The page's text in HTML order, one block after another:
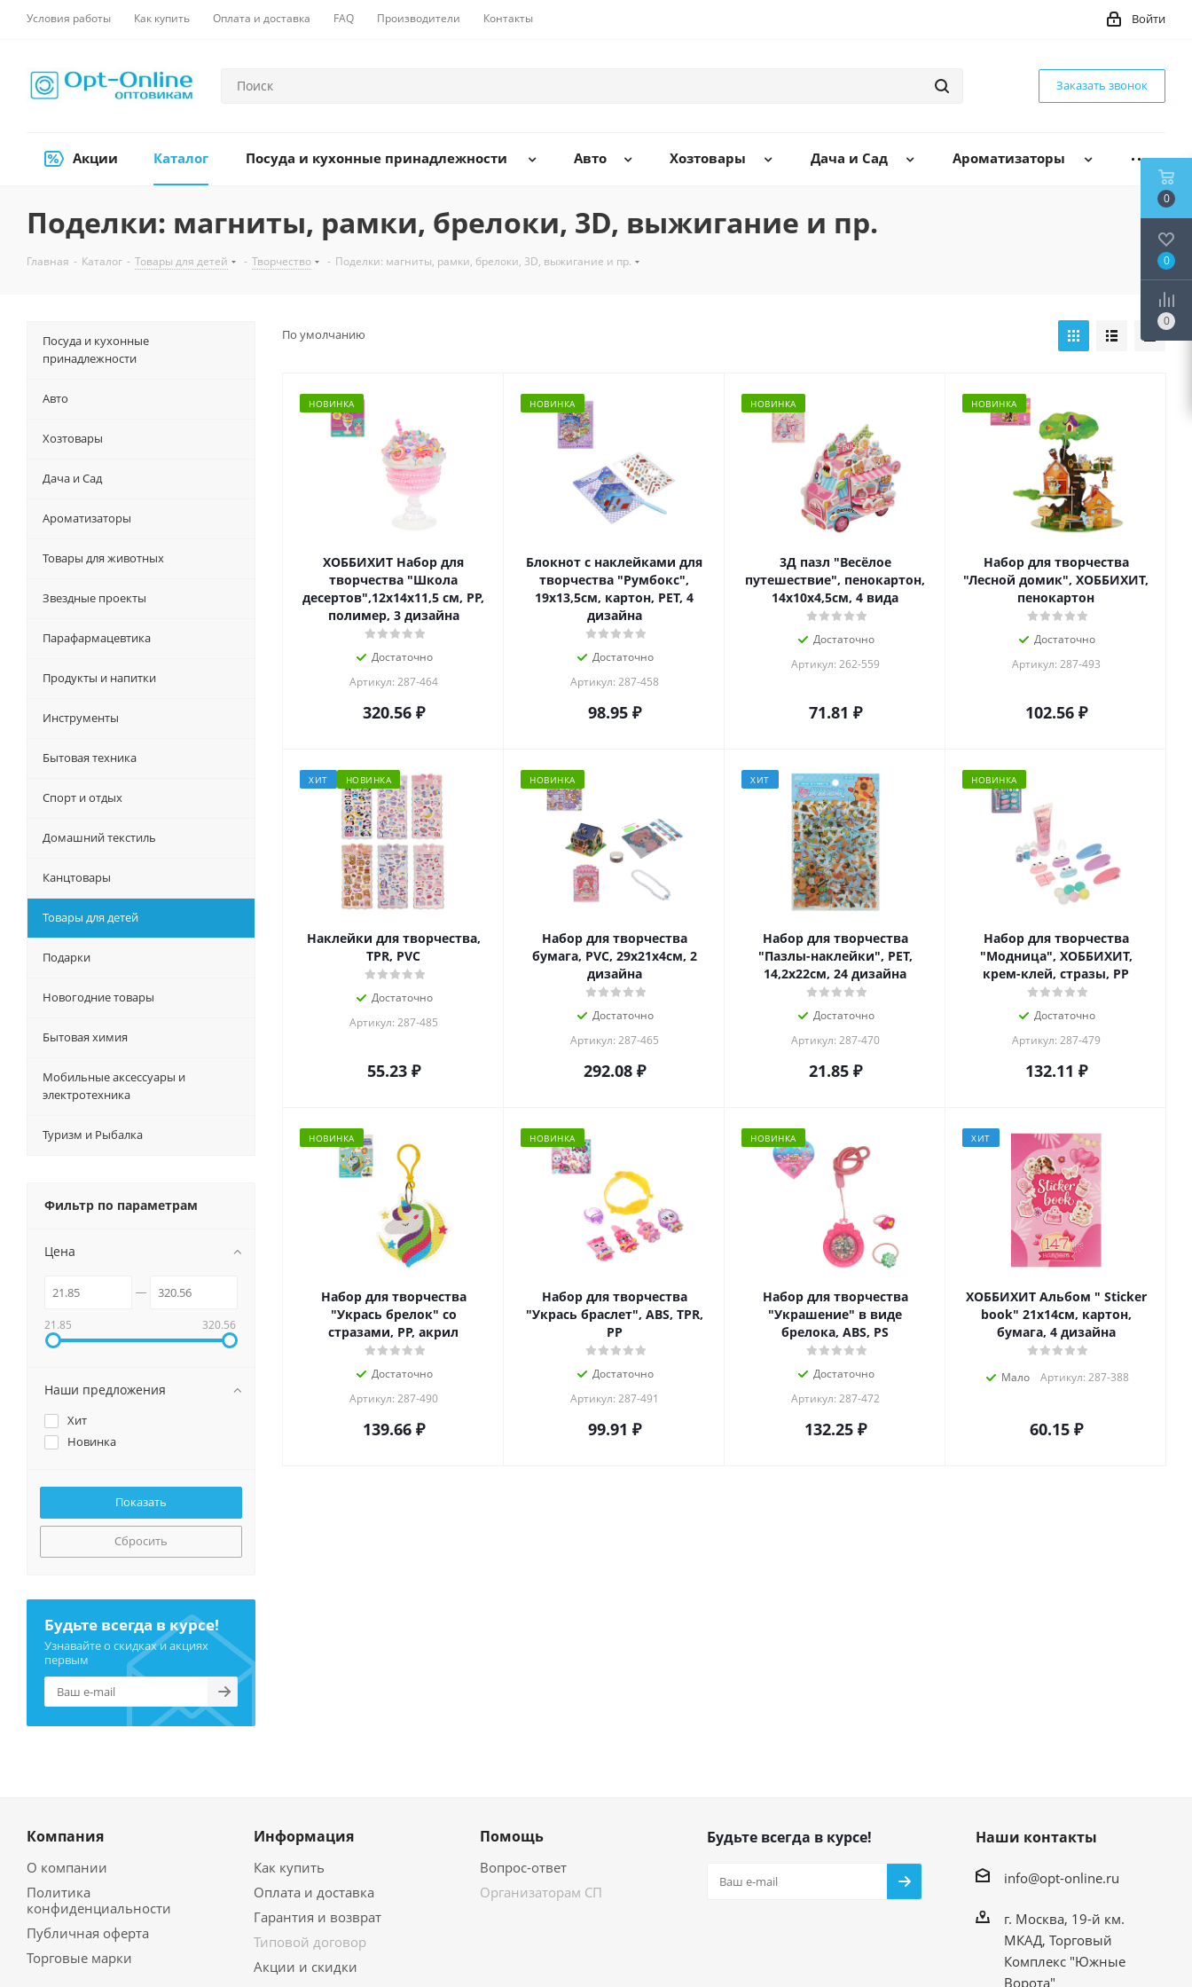
Условия работы Как купить Оплата и доставка FAQ Производители Контакты Войти
Заказать звонок
Акции Каталог Посуда и кухонные принадлежности Авто Хозтовары Дача и Сад Ароматизаторы
Поделки: магниты, рамки, брелоки, 3D, выжигание и пр.
Главная - Каталог - Товары для детей - Творчество - Поделки: магниты, рамки, брелоки, 3D, выжигание и пр.
По умолчанию
НОВИНКА
ХОББИХИТ Набор для
творчества "Школа
десертов",12х14х11,5 см, PP,
полимер, 3 дизайна
Достаточно
Артикул: 287-464
320.56₽
НОВИНКА
Блокнот с наклейками для
творчества "Румбокс",
19х13,5см, картон, PET, 4
дизайна
Достаточно
Артикул: 287-458
98.95₽
НОВИНКА
3Д пазл "Весёлое
путешествие", пенокартон,
14х10х4,5см, 4 вида
Достаточно
Артикул: 262-559
71.81 ₽
НОВИНКА
Набор для творчества
"Лесной домик", ХОББИХИТ,
пенокартон
Достаточно
Артикул: 287-493
102.56₽
ХИТ НОВИНКА
Наклейки для творчества,
TPR, PVC
Достаточно
Артикул: 287-485
55.23₽
НОВИНКА
Набор для творчества
бумага, PVC, 29х21х4см, 2
дизайна
Достаточно
Артикул: 287-465
292.08₽
ХИТ
Набор для творчества
"Пазлы-наклейки", PET,
14,2х22см, 24 дизайна
Достаточно
Артикул: 287-470
21.85₽
НОВИНКА
Набор для творчества
"Модница", ХОББИХИТ,
крем-клей, стразы, PP
Достаточно
Артикул: 287-479
132.11 ₽
НОВИНКА
Набор для творчества
"Укрась брелок" со
стразами, PP, акрил
Достаточно
Артикул: 287-490
139.66₽
НОВИНКА
Набор для творчества
"Укрась браслет", ABS, TPR,
PP
Достаточно
Артикул: 287-491
99.91 ₽
НОВИНКА
Набор для творчества
"Украшение" в виде
брелока, ABS, PS
Достаточно
Артикул: 287-472
132.25₽
ХИТ
ХОББИХИТ Альбом " Sticker
book" 21х14см, картон,
бумага, 4 дизайна
Мало Артикул: 287-388
60.15₽
Посуда и кухонные
принадлежности
Авто
Хозтовары
Дача и Сад
Ароматизаторы
Товары для животных
Звездные проекты
Парафармацевтика
Продукты и напитки
Инструменты
Бытовая техника
Спорт и отдых
Домашний текстиль
Канцтовары
Товары для детей
Подарки
Новогодние товары
Бытовая химия
Мобильные аксессуары и
электротехника
Туризм и Рыбалка
Фильтр по параметрам
Цена
21.85 320.56
Наши предложения
Хит
Новинка
Сбросить
Будьте всегда в курсе!
Узнавайте о скидках и акциях
первым
Компания
О компании
Политика
конфиденциальности
Публичная оферта
Торговые марки
Информация
Как купить
Оплата и доставка
Гарантия и возврат
Типовой договор
Акции и скидки
Помощь
Вопрос-ответ
Организаторам СП
Будьте всегда в курсе! Наши контакты
info@opt-online.ru
г. Москва, 19-й км.
МКАД, Торговый
Комплекс "Южные
Ворота"
0
0
0